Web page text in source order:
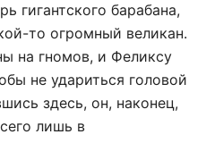
гигантского барабана,
то огромный великан.
на гномов, и Феликсу
не удариться головой
здесь, он, наконец,
лишь в